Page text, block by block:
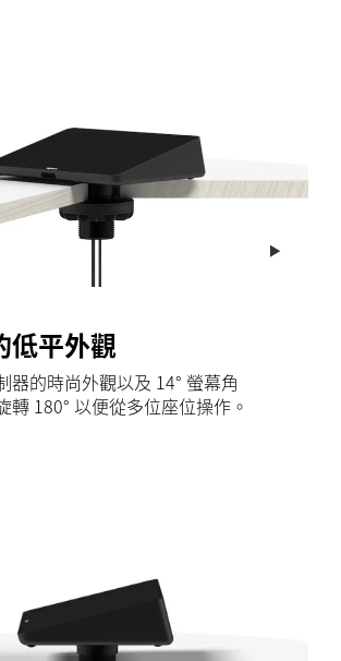
低平外觀
器的時尚外觀以及 14° 螢幕角
轉 180° 以便從多位座位操作。